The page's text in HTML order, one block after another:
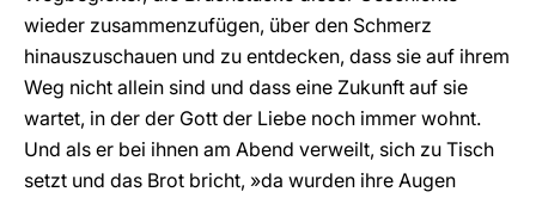
wieder zusammenzufügen, über den Schmerz
hinauszuschauen und zu entdecken, dass sie auf ihrem
Weg nicht allein sind und dass eine Zukunft auf sie
wartet, in der der Gott der Liebe noch immer wohnt.
Und als er bei ihnen am Abend verweilt, sich zu Tisch
setzt und das Brot bricht, »da wurden ihre Augen